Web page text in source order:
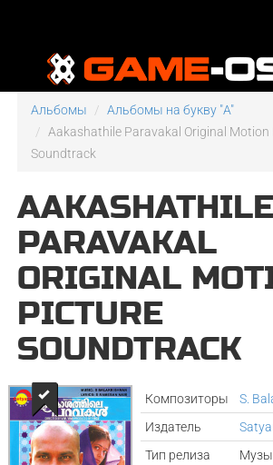
Альбомы
Альбомы на букву "A"
Aakashathile Paravakal Original Motion
Soundtrack
AAKASHATHILE
PARAVAKAL
ORIGINAL
PICTURE
SOUNDTRACK
Композиторы
S.
Издатель
Тип релиза